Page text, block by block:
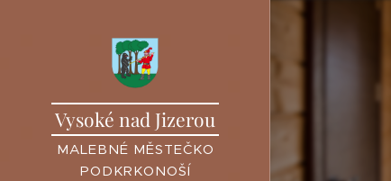
Vysoké nad Jizerou
MALEBNÉ MĚSTEČKO
PODKRKONOŠÍ